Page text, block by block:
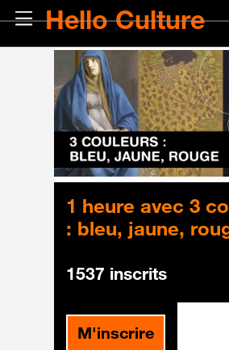
Passer au contenu principal
Panneau latéral
Hello Culture
1 heure avec 3
: bleu, jaune,
1537 inscrits
M'inscrire